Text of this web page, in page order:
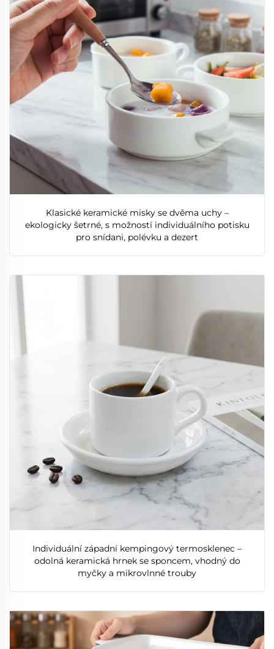
Klasické keramické misky se dvěma uchy –
ekologicky šetrné, s možností individuálního potisku
pro snídani, polévku a dezert
Individuální západní kempingový termosklenec –
odolná keramická hrnek se sponcem, vhodný do
myčky a mikrovlnné trouby